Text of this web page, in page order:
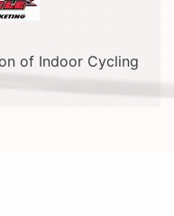
of Indoor Cycling